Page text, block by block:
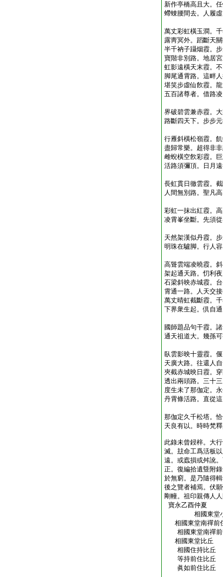
新作亭橋高且大。
螮蝀腰間去。人履
萬丈彩虹橫玉澗。
露靑冥外。蹈斷天
半千衲子躡烟霞。
寶階非別路。地居
虹影遠橫天末霞。
脚尾通霄路。這畔
堪笑步虛仙飮霞。
五百諸尊者。借路
界破碧雲兼赤霞。
路斷四天下。步步
行雁斜橫松嶺霞。
盡歸常樂。超得非
雌蜺橫空飮彩霞。
活路須彌頂。日月
長虹貫日徹雲霞。
人間無別路。聖凡
彩虹一抹出紅霞。
凌霄峯坐斷。先須
天然架漢似丹霞。
明珠在驢脚。行人
高聳雲端凌曉霞。
架起通天路。忉利
石梁斜映赤城霞。
霄通一路。人天交
萬丈晴虹截斷霞。
下界衆生起。倶自
國師題品句干霞。
通天祖道大。幾孫
臥雲影映十靈霞。
天廣大路。往還人
夾截赤城映日霞。
透出兩頭路。三十
度生未了那伽定。
丹霄條活路。直從
那伽定久千松塔。
天良有以。時時梵
此錄未曾鋟梓。大
滅。玆命工爲活板
遠。或蠧損或舛訛
正。復編拾遺曁附
於無窮。是乃隨得
後之覽者補焉。伏
剛幢。祖印親傳人
寶永乙酉仲夏
相國東堂小
相國東堂南禪前
相國東堂南禪
相國東堂比
相國住持比
等持前住比
眞如前住比